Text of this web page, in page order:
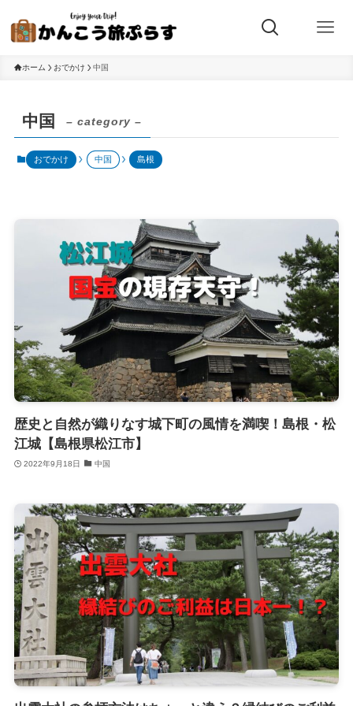
ホーム おでかけ 中国
中国 – category –
おでかけ 中国 島根
歴史と自然が織りなす城下町の風情を満喫！島根・松
江城【島根県松江市】
2022年9月18日 中国